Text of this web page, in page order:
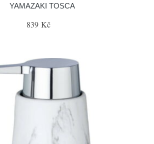
YAMAZAKI TOSCA
839 Kč